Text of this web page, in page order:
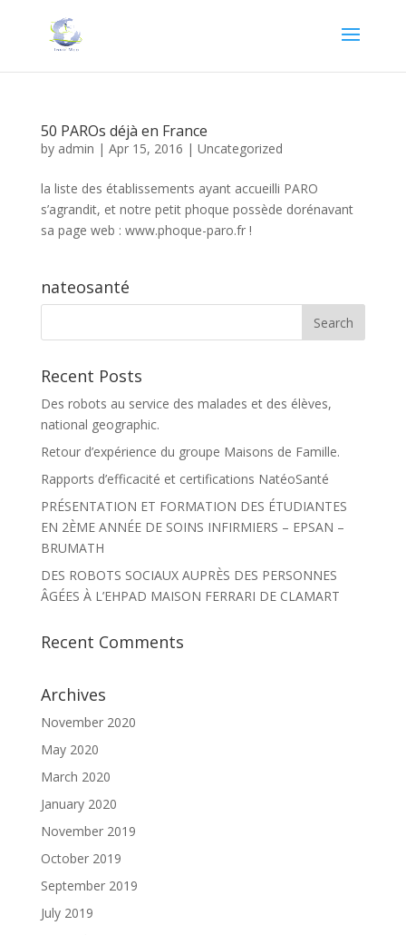
50 PAROs déjà en France
by admin | Apr 15, 2016 | Uncategorized
la liste des établissements ayant accueilli PARO
s’agrandit, et notre petit phoque possède dorénavant
sa page web : www.phoque-paro.fr !
nateosanté
Recent Posts
Des robots au service des malades et des élèves,
national geographic.
Retour d’expérience du groupe Maisons de Famille.
Rapports d’efficacité et certifications NatéoSanté
PRÉSENTATION ET FORMATION DES ÉTUDIANTES
EN 2ÈME ANNÉE DE SOINS INFIRMIERS – EPSAN –
BRUMATH
DES ROBOTS SOCIAUX AUPRÈS DES PERSONNES
ÂGÉES À L’EHPAD MAISON FERRARI DE CLAMART
Recent Comments
Archives
November 2020
May 2020
March 2020
January 2020
November 2019
October 2019
September 2019
July 2019